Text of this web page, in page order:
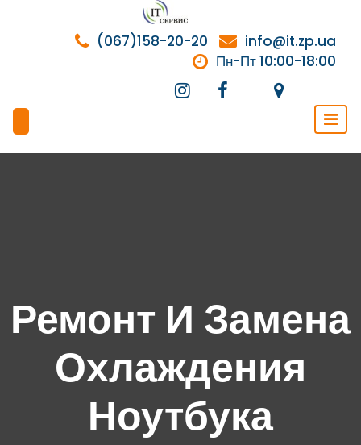
содержимому
info@it.zp.ua
(067)158-20-20
Пн-Пт 10:00-18:00
Ремонт И Замена
Охлаждения
Ноутбука